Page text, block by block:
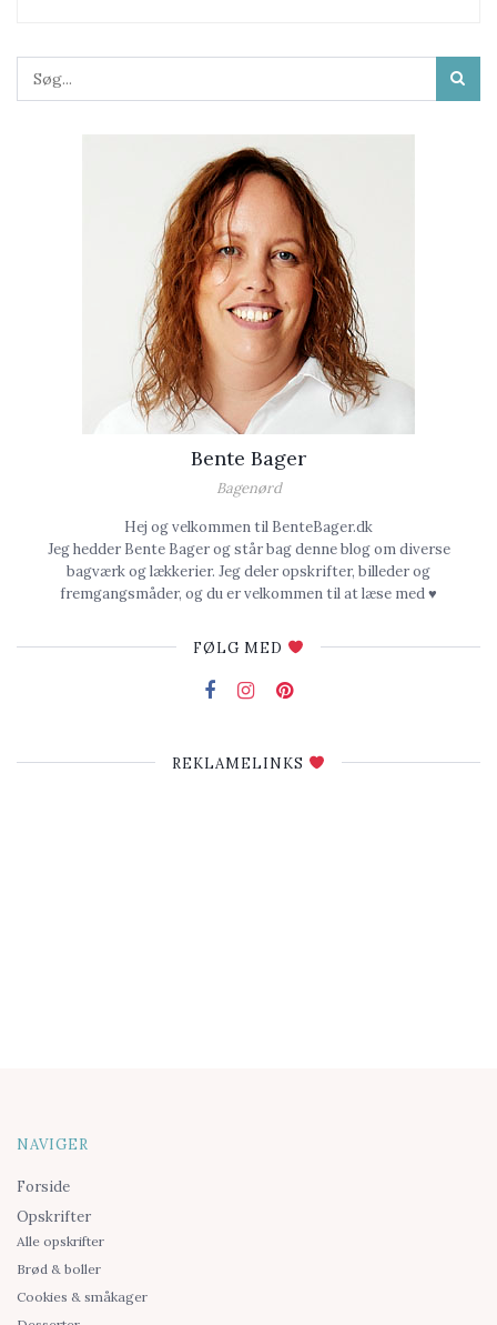
Bente Bager
Bagenørd
Hej og velkommen til BenteBager.dk
Jeg hedder Bente Bager og står bag denne blog om diverse
bagværk og lækkerier. Jeg deler opskrifter, billeder og
fremgangsmåder, og du er velkommen til at læse med ♥
FØLG MED
REKLAMELINKS
NAVIGER
Forside
Opskrifter
Alle opskrifter
Brød & boller
Cookies & småkager